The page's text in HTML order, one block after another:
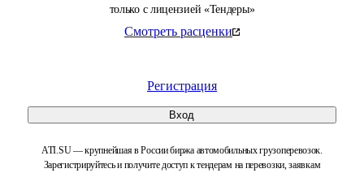
только с лицензией «Тендеры»
Смотреть расценки
Регистрация
Вход
ATI.SU — крупнейшая в России биржа автомобильных грузоперевозок.
Зарегистрируйтесь и получите доступ к тендерам на перевозки, заявкам